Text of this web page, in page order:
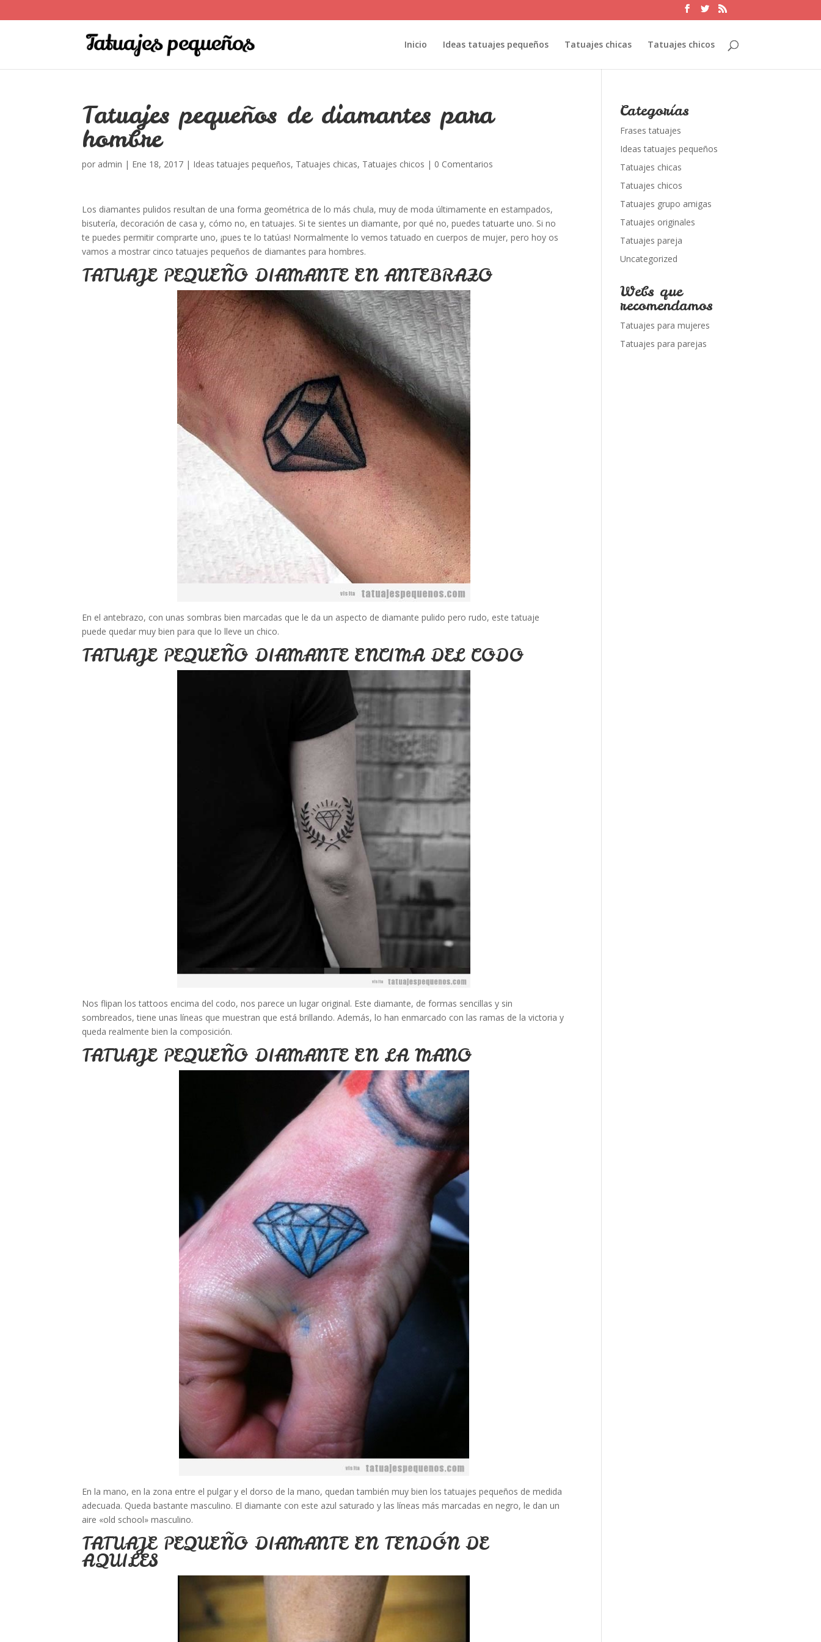
Inicio Ideas tatuajes pequeños Tatuajes chicas Tatuajes chicos
Tatuajes pequeños de diamantes para
hombre
por admin | Ene 18, 2017 | Ideas tatuajes pequeños, Tatuajes chicas, Tatuajes chicos | 0 Comentarios
Los diamantes pulidos resultan de una forma geométrica de lo más chula, muy de moda últimamente en estampados,
bisutería, decoración de casa y, cómo no, en tatuajes. Si te sientes un diamante, por qué no, puedes tatuarte uno. Si no
te puedes permitir comprarte uno, ¡pues te lo tatúas! Normalmente lo vemos tatuado en cuerpos de mujer, pero hoy os
vamos a mostrar cinco tatuajes pequeños de diamantes para hombres.
TATUAJE PEQUEÑO DIAMANTE EN ANTEBRAZO
En el antebrazo, con unas sombras bien marcadas que le da un aspecto de diamante pulido pero rudo, este tatuaje
puede quedar muy bien para que lo lleve un chico.
TATUAJE PEQUEÑO DIAMANTE ENCIMA DEL CODO
Nos flipan los tattoos encima del codo, nos parece un lugar original. Este diamante, de formas sencillas y sin
sombreados, tiene unas líneas que muestran que está brillando. Además, lo han enmarcado con las ramas de la victoria y
queda realmente bien la composición.
TATUAJE PEQUEÑO DIAMANTE EN LA MANO
En la mano, en la zona entre el pulgar y el dorso de la mano, quedan también muy bien los tatuajes pequeños de medida
adecuada. Queda bastante masculino. El diamante con este azul saturado y las líneas más marcadas en negro, le dan un
aire «old school» masculino.
TATUAJE PEQUEÑO DIAMANTE EN TENDÓN DE
AQUILES
Categorías
Frases tatuajes
Ideas tatuajes pequeños
Tatuajes chicas
Tatuajes chicos
Tatuajes grupo amigas
Tatuajes originales
Tatuajes pareja
Uncategorized
Webs que
recomendamos
Tatuajes para mujeres
Tatuajes para parejas